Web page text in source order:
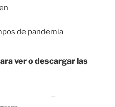
de pandemia
ver o descargar las